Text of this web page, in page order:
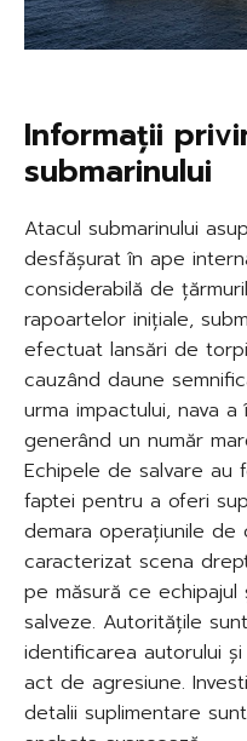
Informații
submarinului
Atacul submarinului
desfășurat în ape
considerabilă de
rapoartelor inițiale,
efectuat lansări de
cauzând daune
urma impactului, nava
generând un număr
Echipele de salvare au
faptei pentru a oferi
demara operațiunile de
caracterizat scena
pe măsură ce
salveze. Autoritățile
identificarea autorului
act de agresiune.
detalii suplimentare